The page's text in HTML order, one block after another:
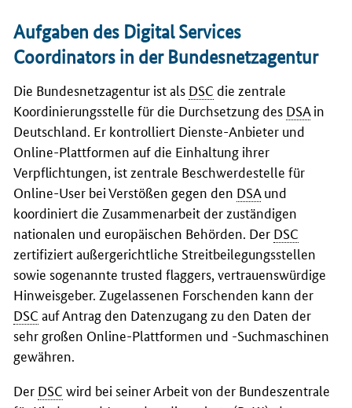
Aufgaben des Digital Services
Coordinators in der Bundesnetzagentur
Die Bundesnetzagentur ist als DSC die zentrale
Koordinierungsstelle für die Durchsetzung des DSA in
Deutschland. Er kontrolliert Dienste-Anbieter und
Online-Plattformen auf die Einhaltung ihrer
Verpflichtungen, ist zentrale Beschwerdestelle für
Online-User bei Verstößen gegen den DSA und
koordiniert die Zusammenarbeit der zuständigen
nationalen und europäischen Behörden. Der DSC
zertifiziert außergerichtliche Streitbeilegungsstellen
sowie sogenannte trusted flaggers, vertrauenswürdige
Hinweisgeber. Zugelassenen Forschenden kann der
DSC auf Antrag den Datenzugang zu den Daten der
sehr großen Online-Plattformen und -Suchmaschinen
gewähren.
Der DSC wird bei seiner Arbeit von der Bundeszentrale